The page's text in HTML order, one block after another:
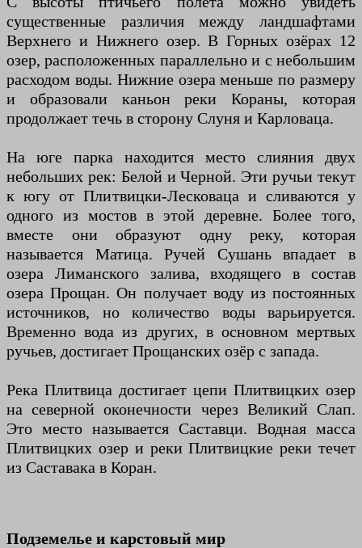
существенные различия между ландшафтами
Верхнего и Нижнего озер. В Горных озёрах 12
озер, расположенных параллельно и с небольшим
расходом воды. Нижние озера меньше по размеру
и образовали каньон реки Кораны, которая
продолжает течь в сторону Слуня и Карловаца.
На юге парка находится место слияния двух
небольших рек: Белой и Черной. Эти ручьи текут
к югу от Плитвицки-Лесковаца и сливаются у
одного из мостов в этой деревне. Более того,
вместе они образуют одну реку, которая
называется Матица. Ручей Сушань впадает в
озера Лиманского залива, входящего в состав
озера Прощан. Он получает воду из постоянных
источников, но количество воды варьируется.
Временно вода из других, в основном мертвых
ручьев, достигает Прощанских озёр с запада.
Река Плитвица достигает цепи Плитвицких озер
на северной оконечности через Великий Слап.
Это место называется Саставци. Водная масса
Плитвицких озер и реки Плитвицкие реки течет
из Саставака в Коран.
Подземелье и карстовый мир